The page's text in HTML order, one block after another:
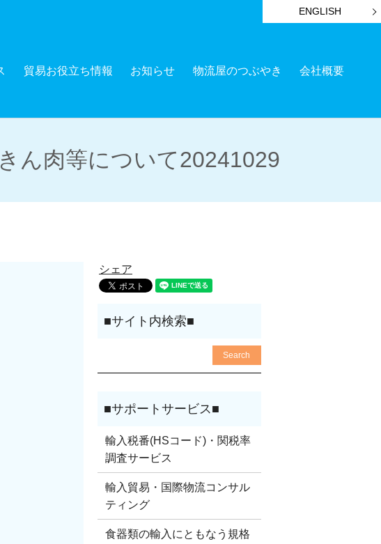
ENGLISH
貿易お役立ち情報 お知らせ 物流屋のつぶやき
会社概要
ん肉等について20241029
シェア
輸入税番(HSコード)・関税率
調査サービス
輸入貿易・国際物流コンサル
ティング
食器類の輸入にともなう規格